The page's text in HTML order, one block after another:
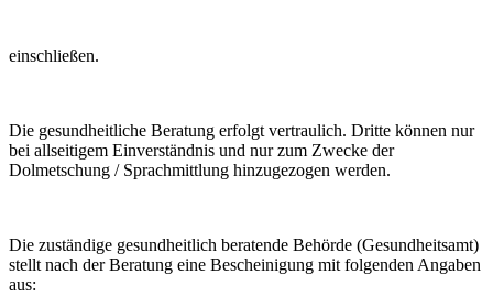
einschließen.
Die gesundheitliche Beratung erfolgt vertraulich. Dritte können nur
bei allseitigem Einverständnis und nur zum Zwecke der
Dolmetschung / Sprachmittlung hinzugezogen werden.
Die zuständige gesundheitlich beratende Behörde (Gesundheitsamt)
stellt nach der Beratung eine Bescheinigung mit folgenden Angaben
aus: